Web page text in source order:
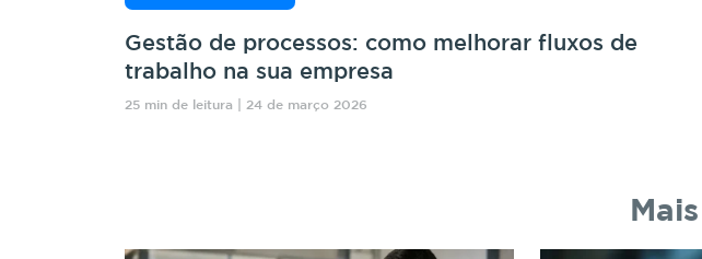
Gestão de processos: como melhorar fluxos de
trabalho na sua empresa
25 min de leitura | 24 de março 2026